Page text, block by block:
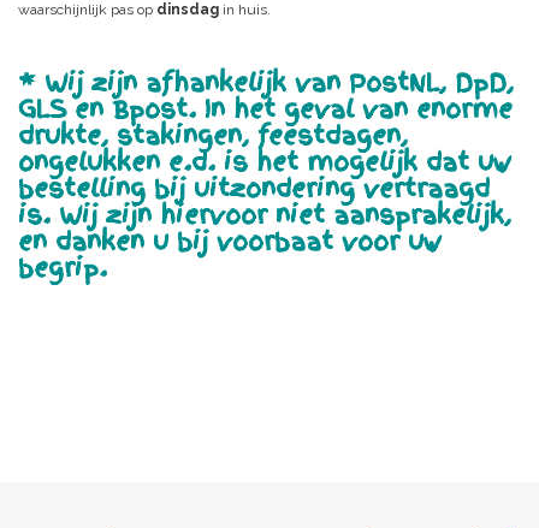
waarschijnlijk pas op dinsdag in huis.
* Wij zijn afhankelijk van PostNL, DpD,
GLS en Bpost. In het geval van enorme
drukte, stakingen, feestdagen,
ongelukken e.d. is het mogelijk dat uw
bestelling bij uitzondering vertraagd
is. Wij zijn hiervoor niet aansprakelijk,
en danken u bij voorbaat voor uw
begrip.